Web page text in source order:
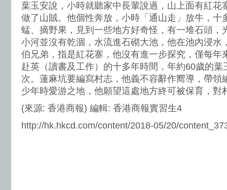
葉玉安說，小時就聽家中長輩說過，山上面有紅花
做了山賊。他個性奔放，小時「通山走」放牛，十
蜢、摘野果，見到一些地方好奇怪，有一堆石頭，
小河並沒有乾涸，水流進石砌大池，他在池內浸水
伯兄弟，指是紅花寨，他沒有進一步探究，僅每年
赴英（讀書及工作）的十多年時間，年約60歲的
次。蓮麻坑要編寫村志，他義不容辭作嚮導，帶領
少年時愛游之地，他願望這處地方終可被保育，對
(來源: 香港商報) 編輯: 香港商報實習生4
http://hk.hkcd.com/content/2018-05/20/